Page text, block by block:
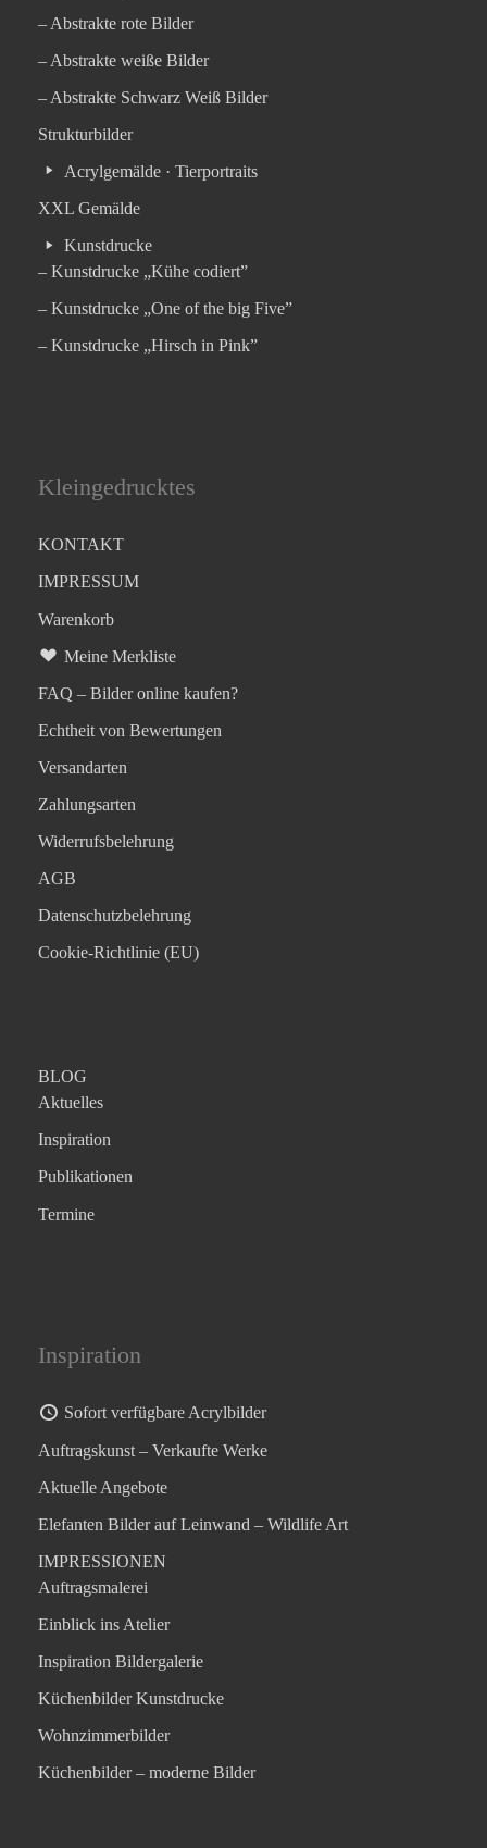
– Abstrakte rote Bilder
– Abstrakte weiße Bilder
– Abstrakte Schwarz Weiß Bilder
Strukturbilder
Acrylgemälde · Tierportraits
XXL Gemälde
Kunstdrucke
– Kunstdrucke „Kühe codiert”
– Kunstdrucke „One of the big Five”
– Kunstdrucke „Hirsch in Pink”
Kleingedrucktes
KONTAKT
IMPRESSUM
Warenkorb
Meine Merkliste
FAQ – Bilder online kaufen?
Echtheit von Bewertungen
Versandarten
Zahlungsarten
Widerrufsbelehrung
AGB
Datenschutzbelehrung
Cookie-Richtlinie (EU)
BLOG
Aktuelles
Inspiration
Publikationen
Termine
Inspiration
Sofort verfügbare Acrylbilder
Auftragskunst – Verkaufte Werke
Aktuelle Angebote
Elefanten Bilder auf Leinwand – Wildlife Art
IMPRESSIONEN
Auftragsmalerei
Einblick ins Atelier
Inspiration Bildergalerie
Küchenbilder Kunstdrucke
Wohnzimmerbilder
Küchenbilder – moderne Bilder